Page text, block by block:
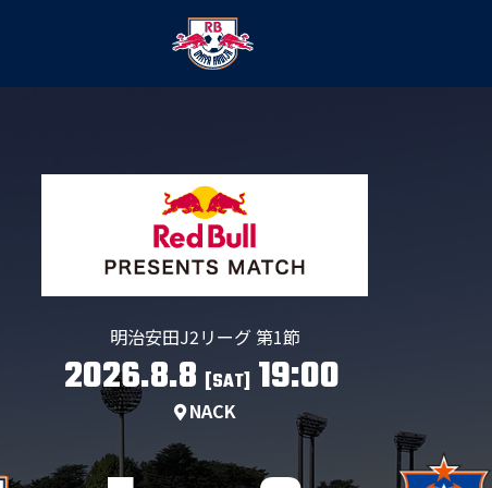
明治安田J2リーグ 第1節
2026.8.8 [SAT] 19:00
NACK